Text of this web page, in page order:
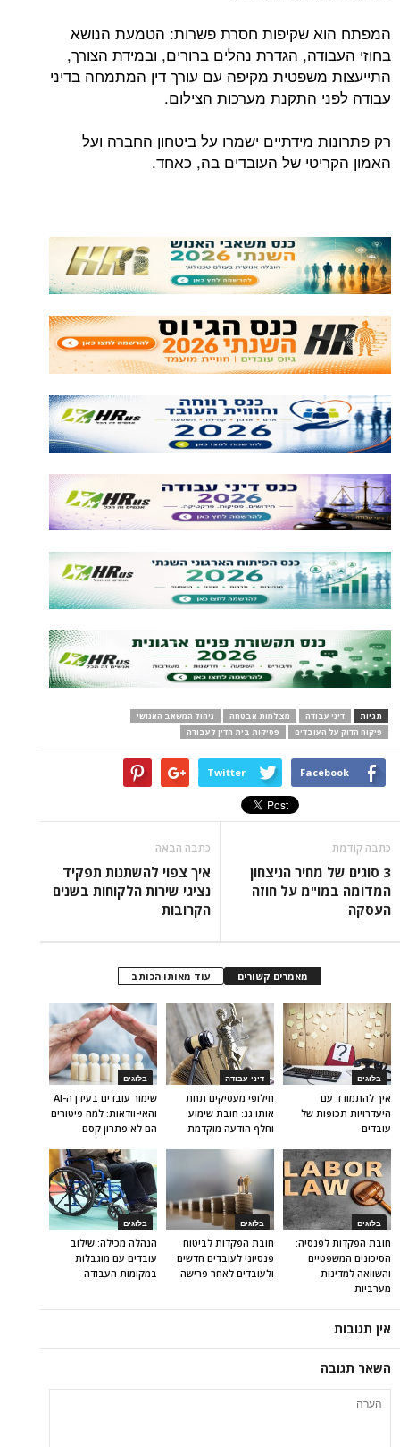
המפתח הוא שקיפות חסרת פשרות: הטמעת הנושא
בחוזי העבודה, הגדרת נהלים ברורים, ובמידת הצורך,
התייעצות משפטית מקיפה עם עורך דין המתמחה בדיני
עבודה לפני התקנת מערכות הצילום.
רק פתרונות מידתיים ישמרו על ביטחון החברה ועל
האמון הקריטי של העובדים בה, כאחד.
תגיות דיני עבודה מצלמות אבטחה
ניהול המשאב האנושי
פיקוח הדוק על העובדים
פסיקות בית הדין לעבודה
Facebook
Twitter
כתבה קודמת
3 סוגים של מחיר הניצחון
המדומה במו"מ על חוזה
העסקה
כתבה הבאה
איך צפוי להשתנות תפקיד
נציגי שירות הלקוחות בשנים
הקרובות
מאמרים קשורים עוד מאותו הכותב
בלוגים
שימור עובדים בעידן ה-AI
והאי-וודאות: למה פיטורים
הם לא פתרון קסם
דיני עבודה
חילופי מעסיקים תחת
אותו גג: חובת שימוע
וחלף הודעה מוקדמת
בלוגים
איך להתמודד עם
היעדרויות תכופות של
עובדים
בלוגים
הנהלה מכילה: שילוב
עובדים עם מוגבלות
במקומות העבודה
בלוגים
חובת הפקדות לביטוח
פנסיוני לעובדים חדשים
ולעובדים לאחר פרישה
בלוגים
חובת הפקדות לפנסיה:
הסיכונים המשפטיים
והשוואה למדינות
מערביות
אין תגובות
השאר תגובה